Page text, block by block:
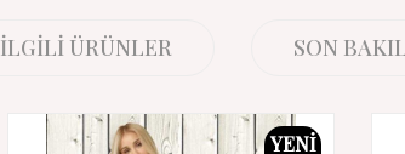
İLGILI ÜRÜNLER SON
YENI